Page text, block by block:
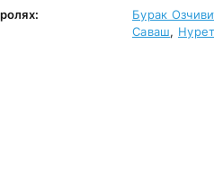
Бурак
Саваш,